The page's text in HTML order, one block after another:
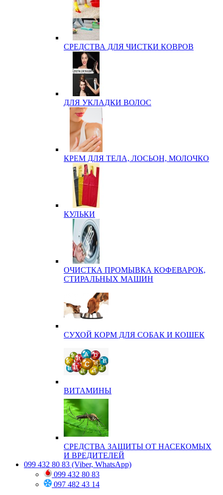
СРЕДСТВА ДЛЯ ЧИСТКИ КОВРОВ
ДЛЯ УКЛАДКИ ВОЛОС
КРЕМ ДЛЯ ТЕЛА, ЛОСЬОН, МОЛОЧКО
КУЛЬКИ
ОЧИСТКА ПРОМЫВКА КОФЕВАРОК,
СТИРАЛЬНЫХ МАШИН
СУХОЙ КОРМ ДЛЯ СОБАК И КОШЕК
ВИТАМИНЫ
СРЕДСТВА ЗАЩИТЫ ОТ НАСЕКОМЫХ
И ВРЕДИТЕЛЕЙ
099 432 80 83 (Viber, WhatsApp)
099 432 80 83
097 482 43 14